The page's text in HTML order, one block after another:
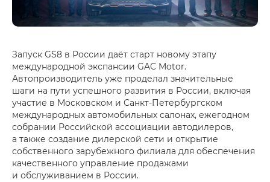
Запуск GS8 в России даёт старт новому этапу
международной экспансии GAC Motor.
Автопроизводитель уже проделал значительные
шаги на пути успешного развития в России, включая
участие в Московском и Санкт-Петербургском
международных автомобильных салонах, ежегодном
собрании Российской ассоциации автодилеров,
а также создание дилерской сети и открытие
собственного зарубежного филиала для обеспечения
качественного управление продажами
и обслуживанием в России.